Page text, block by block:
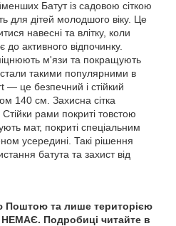
Батут із садовою сіткою
для дітей молодшого віку. Це
навесні та влітку, коли
активного відпочинку.
м'язи та покращують
такими популярними в
— це безпечний і стійкий
140 см. Захисна сітка
рами покриті товстою
мат, покриті спеціальним
усередині. Такі рішення
батута та захист від
Поштою та лише територією
Подробиці читайте в